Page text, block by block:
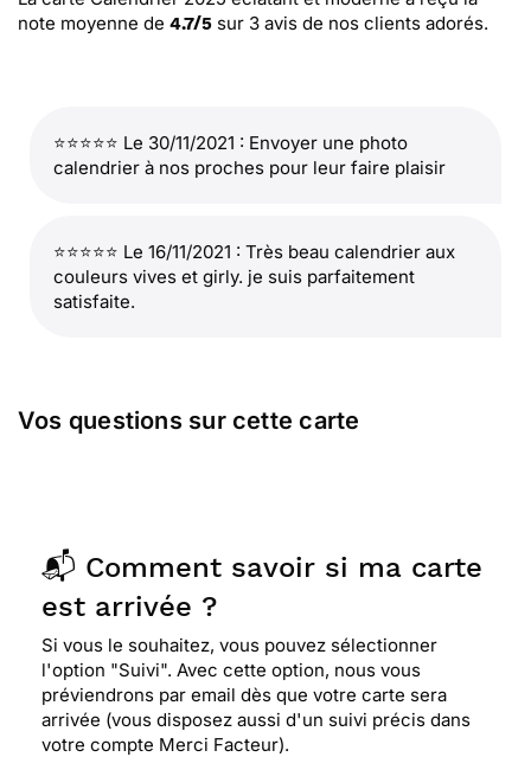
note moyenne de 4.7/5 sur 3 avis de nos clients adorés.
⭐⭐⭐⭐⭐ Le 30/11/2021 : Envoyer une photo
calendrier à nos proches pour leur faire plaisir
⭐⭐⭐⭐⭐ Le 16/11/2021 : Très beau calendrier aux
couleurs vives et girly. je suis parfaitement
satisfaite.
Vos questions sur cette carte
📬 Comment savoir si ma carte
est arrivée ?
Si vous le souhaitez, vous pouvez sélectionner
l'option "Suivi". Avec cette option, nous vous
préviendrons par email dès que votre carte sera
arrivée (vous disposez aussi d'un suivi précis dans
votre compte Merci Facteur).